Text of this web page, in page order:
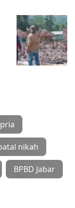
nikah
BPBD Jabar